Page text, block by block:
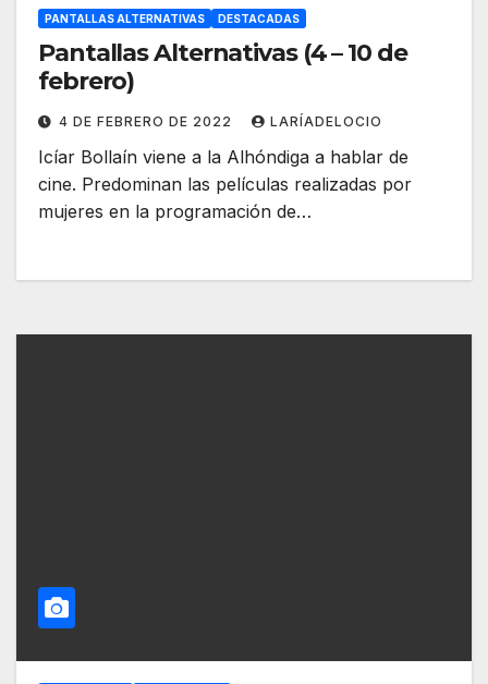
PANTALLAS ALTERNATIVAS DESTACADAS
Pantallas Alternativas (4 – 10 de
febrero)
4 DE FEBRERO DE 2022 LARÍADELOCIO
Icíar Bollaín viene a la Alhóndiga a hablar de
cine. Predominan las películas realizadas por
mujeres en la programación de…